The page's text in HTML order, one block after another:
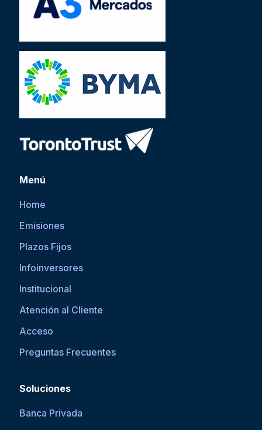
Menú
Home
Emisiones
Plazos Fijos
Infoinversores
Institucional
Atención al Cliente
Acceso
Preguntas Frecuentes
Soluciones
Banca Privada